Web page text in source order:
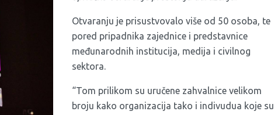
Otvaranju je prisustvovalo više od 50 osoba, te
pored pripadnika zajednice i predstavnice
međunarodnih institucija, medija i civilnog
sektora.
“Tom prilikom su uručene zahvalnice velikom
broju kako organizacija tako i indivudua koje su